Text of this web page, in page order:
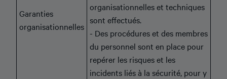
Garanties
organisationnelles
organisationnelles et techniques
sont effectués.
- Des procédures et des membres
du personnel sont en place pour
repérer les risques et les
incidents liés à la sécurité, pour y